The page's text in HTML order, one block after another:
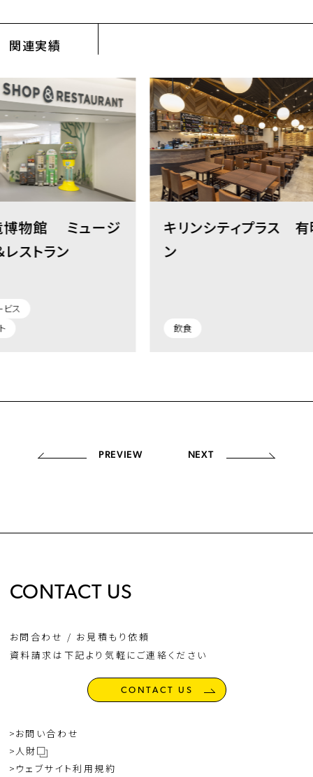
関連実績
ミュージ
ン
キリンシティプラス 有明ガー
PREVIEW NEXT
CONTACT US
お問合わせ / お見積もり依頼
資料請求は下記より気軽にご連絡ください
CONTACT US
お問い合わせ
人財
ウェブサイト利用規約